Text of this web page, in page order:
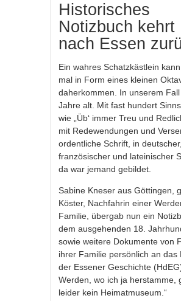
Historisches
Notizbuch kehrt
nach Essen
Ein wahres Schatzkästlein
mal in Form eines kleinen
daherkommen. In unserem
Jahre alt. Mit fast hundert
wie „Üb‘ immer Treu und
mit Redewendungen und
ordentliche Schrift, in deutscher,
französischer und lateinischer
da war jemand gebildet.
Sabine Kneser aus Göttingen,
Köster, Nachfahrin einer
Familie, übergab nun ein
dem ausgehenden 18.
sowie weitere Dokumente von
ihrer Familie persönlich an das
der Essener Geschichte
Werden, wo ich ja herstamme,
leider kein Heimatmuseum.“